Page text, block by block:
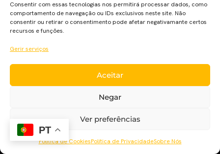
Consentir com essas tecnologias nos permitirá processar dados, como
comportamento de navegação ou IDs exclusivos neste site. Não
consentir ou retirar o consentimento pode afetar negativamante certos
recursos e funções.
Gerir serviços
Aceitar
Negar
Ver preferências
Política de CookiesPolítica de PrivacidadeSobre Nós
“O Dia Seguinte” não será um exemplo de magnificência do
cinema sul-coreno atual, mas prova que o menos bom ainda é
bom. O filme foi escrito e realizado por Sang-soo Hong, um
dos realizador sul-coreanos mais autorais em atividade e,
escrito e realizado por Sang-soo Hong, um dos […]
PT